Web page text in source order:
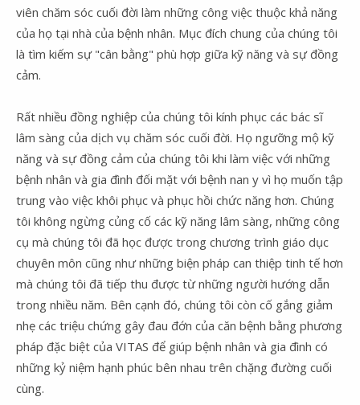
viên chăm sóc cuối đời làm những công việc thuộc khả năng
của họ tại nhà của bệnh nhân. Mục đích chung của chúng tôi
là tìm kiếm sự "cân bằng" phù hợp giữa kỹ năng và sự đồng
cảm.
Rất nhiều đồng nghiệp của chúng tôi kính phục các bác sĩ
lâm sàng của dịch vụ chăm sóc cuối đời. Họ ngưỡng mộ kỹ
năng và sự đồng cảm của chúng tôi khi làm việc với những
bệnh nhân và gia đình đối mặt với bệnh nan y vì họ muốn tập
trung vào việc khôi phục và phục hồi chức năng hơn. Chúng
tôi không ngừng củng cố các kỹ năng lâm sàng, những công
cụ mà chúng tôi đã học được trong chương trình giáo dục
chuyên môn cũng như những biện pháp can thiệp tinh tế hơn
mà chúng tôi đã tiếp thu được từ những người hướng dẫn
trong nhiều năm. Bên cạnh đó, chúng tôi còn cố gắng giảm
nhẹ các triệu chứng gây đau đớn của căn bệnh bằng phương
pháp đặc biệt của VITAS để giúp bệnh nhân và gia đình có
những kỷ niệm hạnh phúc bên nhau trên chặng đường cuối
cùng.